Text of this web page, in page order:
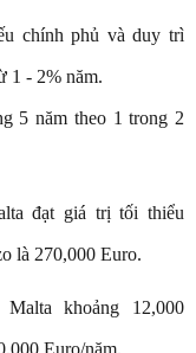
chính phủ và duy trì
1 - 2% năm.
5 năm theo 1 trong 2
đạt giá trị tối thiểu
là 270,000 Euro.
khoảng 12,000